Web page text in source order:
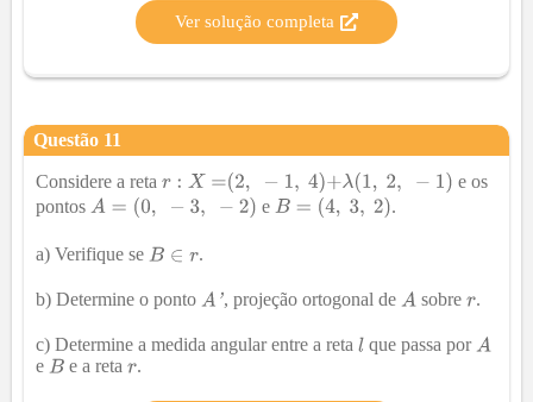
Ver solução completa
Questão 11
Considere a reta
e os
pontos
e .
a) Verifique se .
b) Determine o ponto , projeção ortogonal de sobre .
c) Determine a medida angular entre a reta
que passa por
e
e a reta .